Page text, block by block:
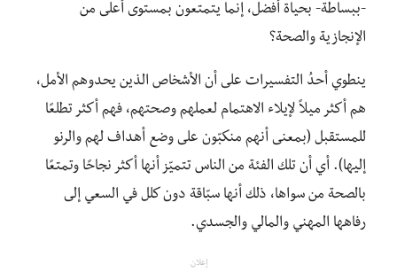
-ببساطة- بحياة أفضل، إنما يتمتعون بمستوى أعلى من
الإنجازية والصحة؟
ينطوي أحدُ التفسيرات على أن الأشخاص الذين يحدوهم الأمل،
هم أكثر ميلاً لإيلاء الاهتمام لعملهم وصحتهم، فهم أكثر تطلعًا
للمستقبل (بمعنى أنهم منكبّون على وضع أهداف لهم والرنو
إليها). أي أن تلك الفئة من الناس تتميّز أنها أكثر نجاحًا وتمتعًا
بالصحة من سواها، ذلك أنها سبّاقة دون كلل في السعي إلى
رفاهها المهني والمالي والجسدي.
إعلان